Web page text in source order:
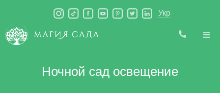
Укр
Ночной сад освещение